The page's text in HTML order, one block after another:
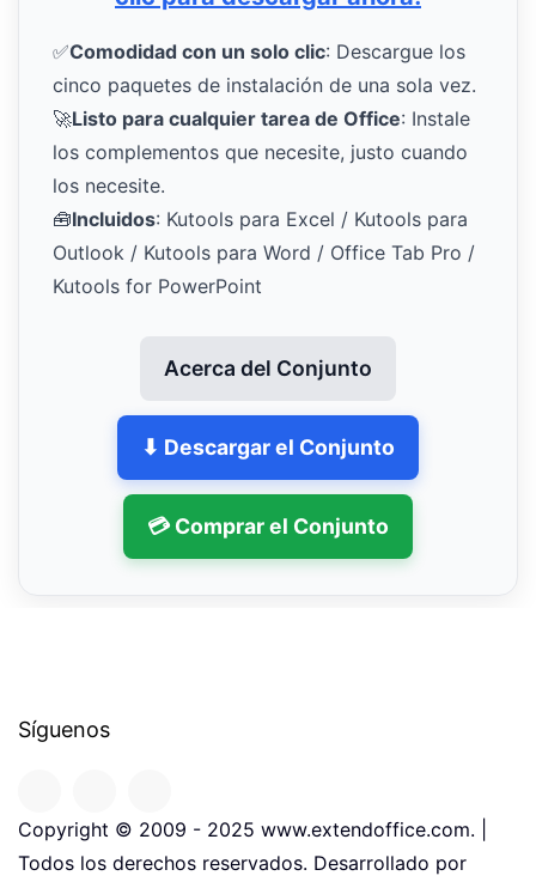
✅Comodidad con un solo clic: Descargue los
cinco paquetes de instalación de una sola vez.
🚀Listo para cualquier tarea de Office: Instale
los complementos que necesite, justo cuando
los necesite.
🧰Incluidos: Kutools para Excel / Kutools para
Outlook / Kutools para Word / Office Tab Pro /
Kutools for PowerPoint
Acerca del Conjunto
⬇ Descargar el Conjunto
💳 Comprar el Conjunto
Síguenos
Copyright © 2009 - 2025 www.extendoffice.com. |
Todos los derechos reservados. Desarrollado por